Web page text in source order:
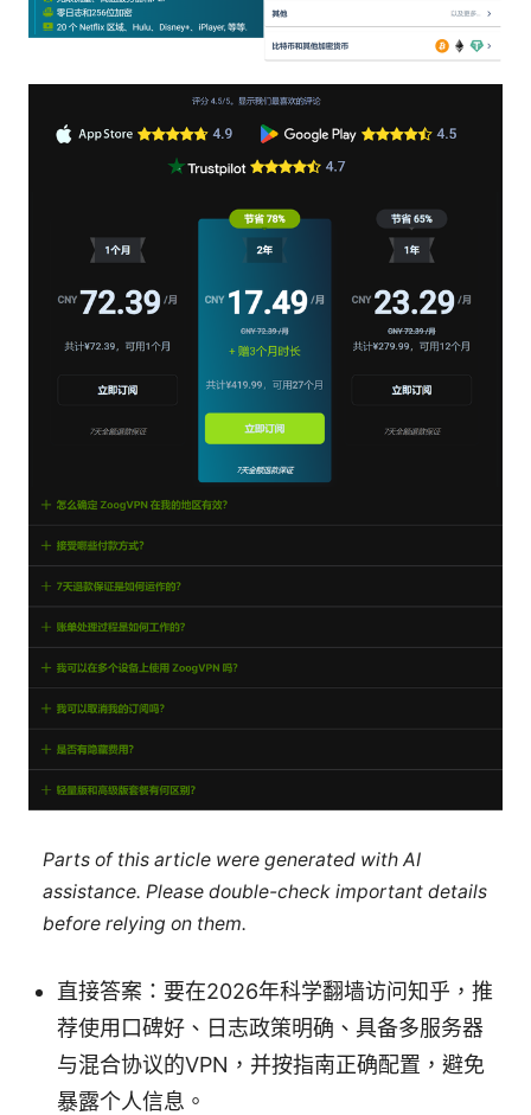
Parts of this article were generated with AI
assistance. Please double-check important details
before relying on them.
直接答案：要在2026年科学翻墙访问知乎，推
荐使用口碑好、日志政策明确、具备多服务器
与混合协议的VPN，并按指南正确配置，避免
暴露个人信息。